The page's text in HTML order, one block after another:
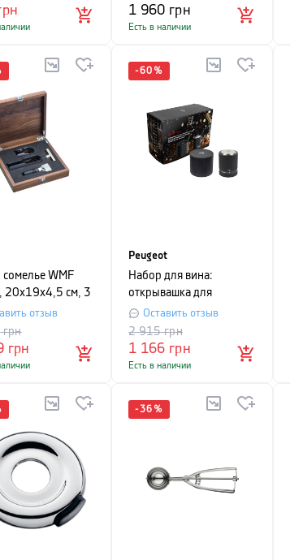
1 960 грн
Есть в наличии
сомелье WMF
20x19x4,5 см, 3
отзыв
грн
грн
-60 %
Peugeot
Набор для вина:
открывашка для
бутылок и пробка для
игристых вин, Peugeot
SAVEURS DE VINS,
черный
Оставить отзыв
1 166 грн
2 915грн
Есть в наличии
-36 %